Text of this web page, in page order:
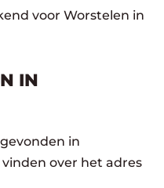
voor Worstelen in
IN
in
over het adres